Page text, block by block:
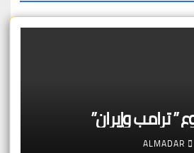
” ترامب وإيران”
ALMADAR